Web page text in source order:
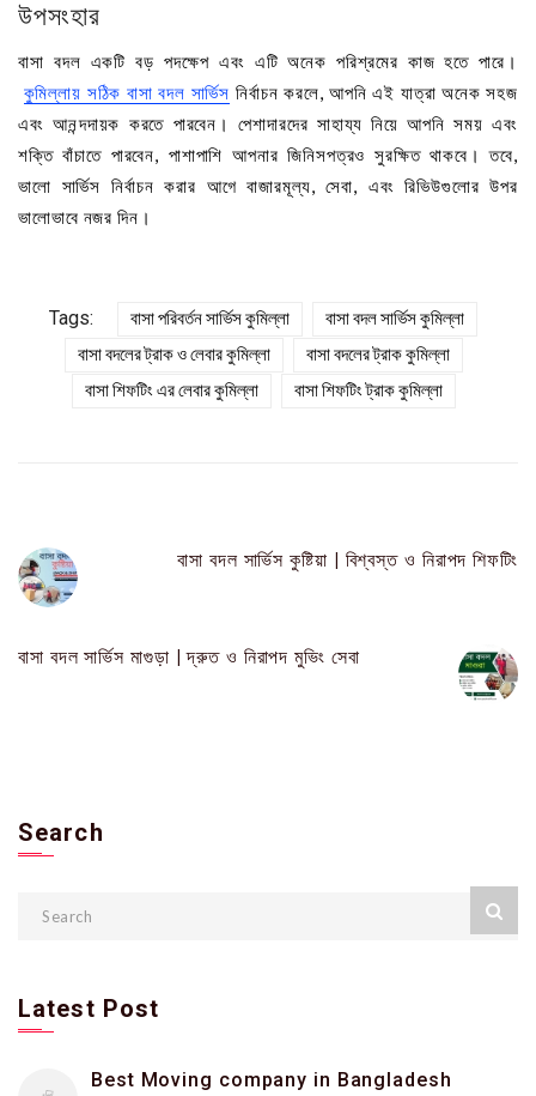
উপসংহার
বাসা বদল একটি বড় পদক্ষেপ এবং এটি অনেক পরিশ্রমের কাজ হতে পারে।
কুমিল্লায় সঠিক বাসা বদল সার্ভিস নির্বাচন করলে, আপনি এই যাত্রা অনেক সহজ
এবং আনন্দদায়ক করতে পারবেন। পেশাদারদের সাহায্য নিয়ে আপনি সময় এবং
শক্তি বাঁচাতে পারবেন, পাশাপাশি আপনার জিনিসপত্রও সুরক্ষিত থাকবে। তবে,
ভালো সার্ভিস নির্বাচন করার আগে বাজারমূল্য, সেবা, এবং রিভিউগুলোর উপর
ভালোভাবে নজর দিন।
Tags: বাসা পরিবর্তন সার্ভিস কুমিল্লা
বাসা বদল সার্ভিস কুমিল্লা
বাসা বদলের ট্রাক ও লেবার কুমিল্লা
বাসা বদলের ট্রাক কুমিল্লা
বাসা শিফটিং এর লেবার কুমিল্লা
বাসা শিফটিং ট্রাক কুমিল্লা
বাসা বদল সার্ভিস কুষ্টিয়া | বিশ্বস্ত ও নিরাপদ শিফটিং
বাসা বদল সার্ভিস মাগুড়া | দ্রুত ও নিরাপদ মুভিং সেবা
Search
Latest Post
Best Moving company in Bangladesh